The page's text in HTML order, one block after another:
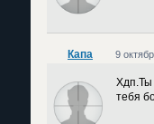
Капа 9
Хдп.Ты
тебя